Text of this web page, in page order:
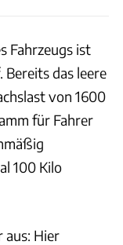
Fahrzeugs ist
das leere
von 1600
für Fahrer
100 Kilo
aus: Hier